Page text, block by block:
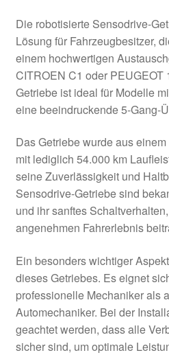
Die robotisierte Sensodrive-
Lösung für Fahrzeugbesitzer,
einem hochwertigen
CITROEN C1 oder PEUGEOT
Getriebe ist ideal für Modelle
eine beeindruckende 5-Gang-
Das Getriebe wurde aus
mit lediglich 54.000 km
seine Zuverlässigkeit und
Sensodrive-Getriebe sind
und ihr sanftes
angenehmen Fahrerlebnis
Ein besonders wichtiger
dieses Getriebes. Es eignet
professionelle Mechaniker als
Automechaniker. Bei der
geachtet werden, dass alle
sicher sind, um optimale